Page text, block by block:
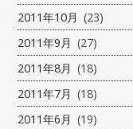
2011年10月 (23)
2011年9月 (27)
2011年8月 (18)
2011年7月 (18)
2011年6月 (19)